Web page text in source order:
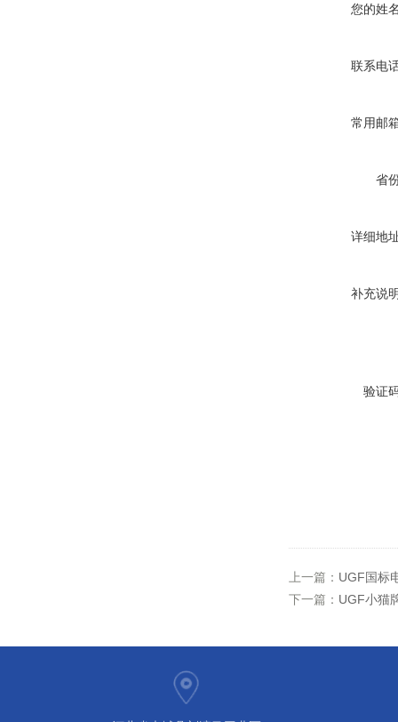
您的姓
联系电
常用邮
省
详细地
补充说
验证
上一篇： UGF国标
下一篇： UGF小猫